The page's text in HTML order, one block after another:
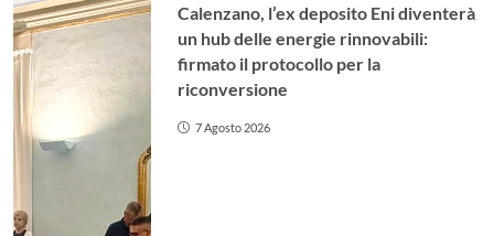
Calenzano, l’ex deposito Eni diventerà
un hub delle energie rinnovabili:
firmato il protocollo per la
riconversione
7 Agosto 2026